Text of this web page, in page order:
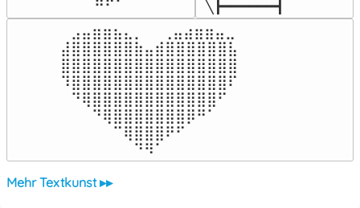
╲┣━━━━━━┫﻿
⠀⣠⣤⣶⣶⣦⣄⡀  ⠀⢀⣤⣴⣶⣶⣤⣀⠀
⣼⣿⣿⣿⣿⣿⣿⣷⣤⣾⣿⣿⣿⣿⣿⣿⣧
⣿⣿⣿⣿⣿⣿⣿⣿⣿⣿⣿⣿⣿⣿⣿⣿⣿
⠹⣿⣿⣿⣿⣿⣿⣿⣿⣿⣿⣿⣿⣿⣿⣿⠏
⠀⠙⢿⣿⣿⣿⣿⣿⣿⣿⣿⣿⣿⣿⣿⠋⠀
⠀⠀⠀⠙⢿⣿⣿⣿⣿⣿⣿⣿⡿⠛⠁⠀⠀
⠀⠀⠀⠀⠀⠉⢿⣿⣿⣿⠟⠋⠀⠀⠀⠀⠀
⠀⠀⠀⠀⠀⠀⠀⠙⠻⠁⠀⠀⠀⠀⠀⠀⠀⠀⠀⠀⠀⠀⠀
Mehr Textkunst ▸▸